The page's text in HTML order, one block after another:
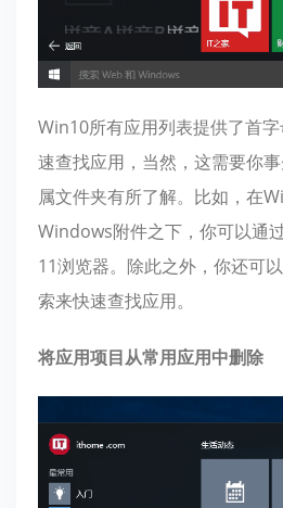
Win10所有应用列表提供了首
速查找应用，当然，这需要你
属文件夹有所了解。比如，在
Windows附件之下，你可以通
11浏览器。除此之外，你还可
索来快速查找应用。
将应用项目从常用应用中删除